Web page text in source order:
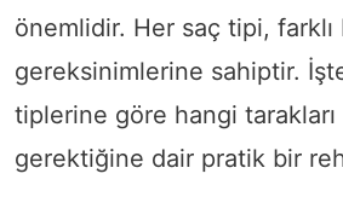
önemlidir. Her saç tipi, farklı
gereksinimlerine sahiptir.
tiplerine göre hangi tarakları
gerektiğine dair pratik bir